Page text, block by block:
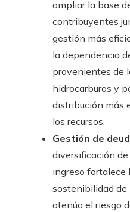
ampliar la base
contribuyentes
gestión más
la dependencia
provenientes de
hidrocarburos y
distribución más
los recursos.
Gestión de
diversificación
ingreso fortalece
sostenibilidad de
atenúa el riesgo